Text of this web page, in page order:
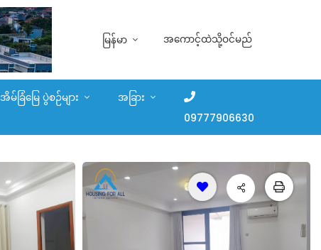
မြန်မာ အကောင့်ထဲသို့ဝင်မည်
အိမ်ခြံမြေ ပွဲစဉ်များ
အခြား
09777906630